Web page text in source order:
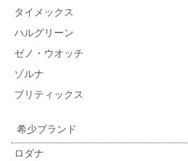
タイメックス
ハルグリーン
ゼノ・ウオッチ
ゾルナ
ブリティックス
希少ブランド
ロダナ